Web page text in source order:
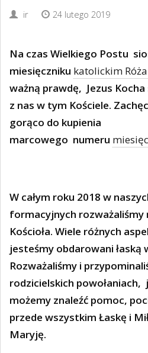
ir 24 lutego 2019
Na czas Wielkiego Postu
miesięczniku katolickim
ważną prawdę, Jezus
z nas w tym Kościele.
gorąco do kupienia
marcowego numeru
W całym roku 2018 w
formacyjnych rozważaliśmy
Kościoła. Wiele różnych
jesteśmy obdarowani łaską
Rozważaliśmy i
rodzicielskich powołaniach,
możemy znaleźć pomoc,
przede wszystkim Łaskę i
Maryję.